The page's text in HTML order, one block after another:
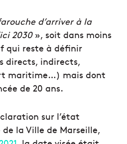
d’arriver à la
2030», soit dans moins
qui reste à définir
directs, indirects,
maritime…) mais dont
de 20 ans.
sur l’état
la Ville de Marseille,